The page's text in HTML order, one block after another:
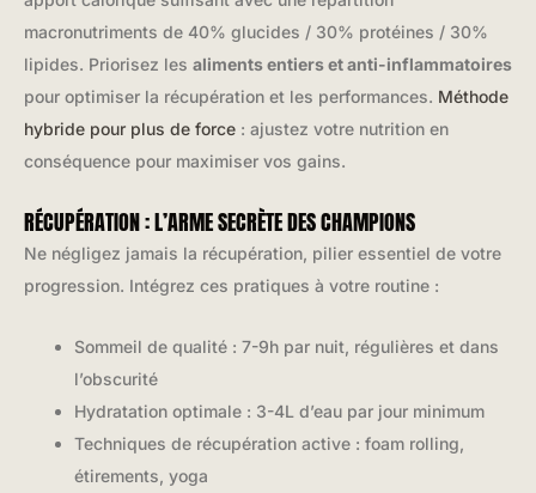
macronutriments de 40% glucides / 30% protéines / 30%
lipides. Priorisez les aliments entiers et anti-inflammatoires
pour optimiser la récupération et les performances. Méthode
hybride pour plus de force : ajustez votre nutrition en
conséquence pour maximiser vos gains.
RÉCUPÉRATION : L’ARME SECRÈTE DES CHAMPIONS
Ne négligez jamais la récupération, pilier essentiel de votre
progression. Intégrez ces pratiques à votre routine :
Sommeil de qualité : 7-9h par nuit, régulières et dans
l’obscurité
Hydratation optimale : 3-4L d’eau par jour minimum
Techniques de récupération active : foam rolling,
étirements, yoga